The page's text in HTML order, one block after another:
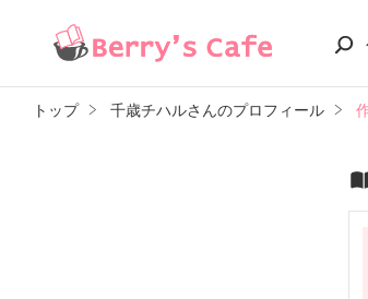
トップ 千歳チハルさんのプロフィール